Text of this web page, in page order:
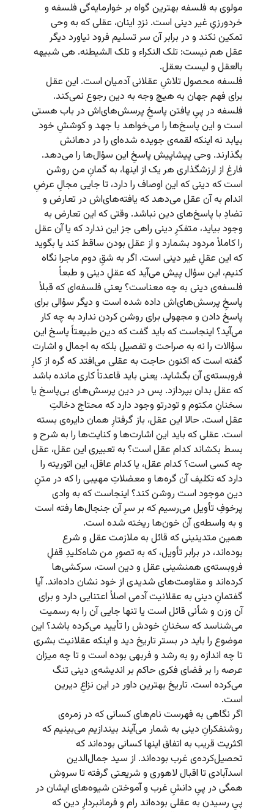
مولوی به فلسفه بهترین گواه بر خوارمایه‌گی فلسفه و
خردورزیِ غیر دینی است. نزدِ اینان، عقلی که به وحی
تمکین نکند و در برابر آن سر تسلیم فرود نیاورد دیگر
عقل هم نیست: تلک النکراء و تلک الشیطنه. هی شبیهه
بالعقل و لیست بعقل.
فلسفه محصول تلاشِ عقلانی آدمیان است. این عقل
برای فهم جهان به هیچ وجه به دین رجوع نمی‌کند.
فلسفه در پیِ یافتن پاسخِ پرسش‌های‌اش در باب هستی
است و این پاسخ‌ها را می‌خواهد با جهد و کوششِ خود
بیابد نه اینکه لقمه‌ی جویده شده‌ای را در دهانش
بگذارند. وحی پیشاپیش پاسخِ این سؤال‌ها را می‌دهد.
فارغ از ارزشگذاری هر یک از اینها، به گمانِ من روشن
است که دینی که این اوصاف را دارد، تا جایی مجالِ عرضِ
اندام به آن عقل می‌دهد که یافته‌های‌اش در تعارض و
تضادِ با پاسخ‌های دین نباشد. وقتی که این تعارض به
وجود بیاید، متفکرِ دینی راهی جز این ندارد که یا آن عقل
را کاملاً مردود بشمارد و از عقل بودن ساقط کند یا بگوید
که این عقلِ غیر دینی است. اگر به شقِ دوم ماجرا نگاه
کنیم، این سؤال پیش می‌آید که عقلِ دینی و طبعاً
فلسفه‌ی دینی به چه معناست؟ یعنی فلسفه‌ای که قبلاً
پاسخِ پرسش‌های‌اش داده شده است و دیگر سؤالی برای
پاسخ دادن و مجهولی برای روشن کردن ندارد به چه کار
می‌آید؟ اینجاست که باید گفت که دین طبیعتاً پاسخ این
سؤالات را نه به صراحت و تفصیل بلکه به اجمال و اشارت
گفته است که اکنون حاجت به عقلی می‌افتد که گره از کارِ
فروبسته‌ی آن بگشاید. یعنی باید قاعدتاً کاری مانده باشد
که عقل بدان بپردازد. پس در دین پرسش‌های بی‌پاسخ یا
سخنانِ مکتوم و تودرتو وجود دارد که محتاج دخالتِ
عقل است. حالا این عقل، باز گرفتارِ همان دایره‌ی بسته
است. عقلی که باید این اشارت‌ها و کنایت‌ها را به شرح و
بسط بکشاند کدام عقل است؟ به تعبیری این عقل، عقل
چه کسی است؟ کدام عقل، یا کدام عاقل، این اتوریته را
دارد که تکلیف آن گره‌ها و معضلاتِ مهیبی را که در متنِ
دین موجود است روشن کند؟ اینجاست که به وادی
پرخوفِ تأویل می‌رسیم که بر سرِ آن جنجال‌ها رفته است
و به واسطه‌ی آن خون‌ها ریخته شده است.
همین متدینینی که قائل به ملازمت عقل و شرع
بوده‌اند، در برابر تأویل، که به تصورِ من شاه‌کلیدِ قفلِ
فروبسته‌ی همنشینی عقل و دین است، سرکشی‌ها
کرده‌اند و مقاومت‌های شدیدی از خود نشان داده‌اند. آیا
گفتمانِ دینی به عقلانیت آدمی اصلاً اعتنایی دارد و برای
آن وزن و شأنی قائل است یا تنها جایی آن را به رسمیت
می‌شناسد که سخنانِ خودش را تأیید می‌کرده باشد؟ این
موضوع را باید در بستر تاریخ دید و اینکه عقلانیت بشری
تا چه اندازه رو به رشد و فربهی بوده است و تا چه میزان
عرصه را بر فضای فکری حاکم بر اندیشه‌ی دینی تنگ
می‌کرده است. تاریخ بهترین داور در این نزاعِ دیرین
است.
اگر نگاهی به فهرست نام‌های کسانی که در زمره‌ی
روشنفکرانِ دینی به شمار می‌آیند بیندازیم می‌بینیم که
اکثریت قریب به اتفاق اینها کسانی بوده‌اند که
تحصیل‌کرده‌ی غرب بوده‌اند. از سید جمال‌الدین
اسدآبادی تا اقبال لاهوری و شریعتی گرفته تا سروش
همگی در پیِ دانشِ غرب و آموختن شیوه‌های ایشان در
پیِ رسیدن به عقلی بوده‌اند رام و فرمانبردارِ دین که